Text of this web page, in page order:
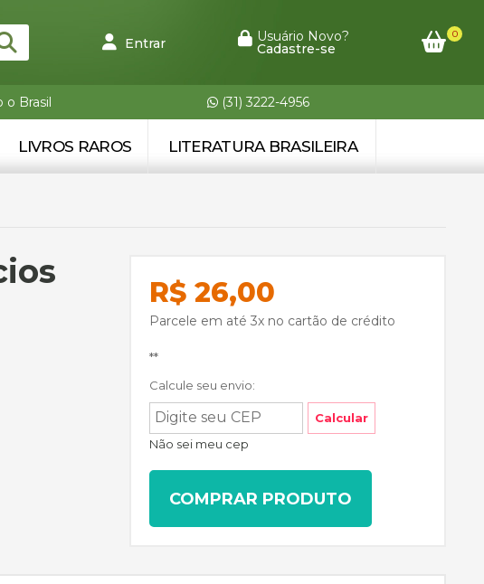
Entrar Usuário Novo?
Cadastre-se
0
o Brasil (31) 3222-4956
LIVROS RAROS LITERATURA BRASILEIRA
R$ 26,00
Parcele em até 3x no cartão de crédito
**
Calcule seu envio:
Calcular
Não sei meu cep
COMPRAR PRODUTO